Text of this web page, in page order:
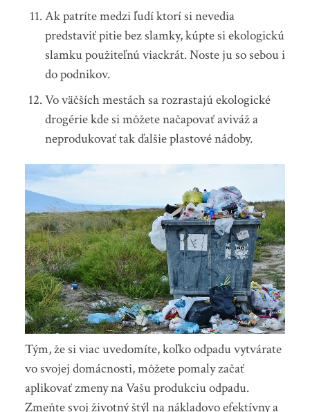
Ak patríte medzi ľudí ktorí si nevedia
predstaviť pitie bez slamky, kúpte si ekologickú
slamku použiteľnú viackrát. Noste ju so sebou i
do podnikov.
Vo väčších mestách sa rozrastajú ekologické
drogérie kde si môžete načapovať aviváž a
neprodukovať tak ďalšie plastové nádoby.
Tým, že si viac uvedomíte, koľko odpadu vytvárate
vo svojej domácnosti, môžete pomaly začať
aplikovať zmeny na Vašu produkciu odpadu.
Zmeňte svoj životný štýl na nákladovo efektívny a